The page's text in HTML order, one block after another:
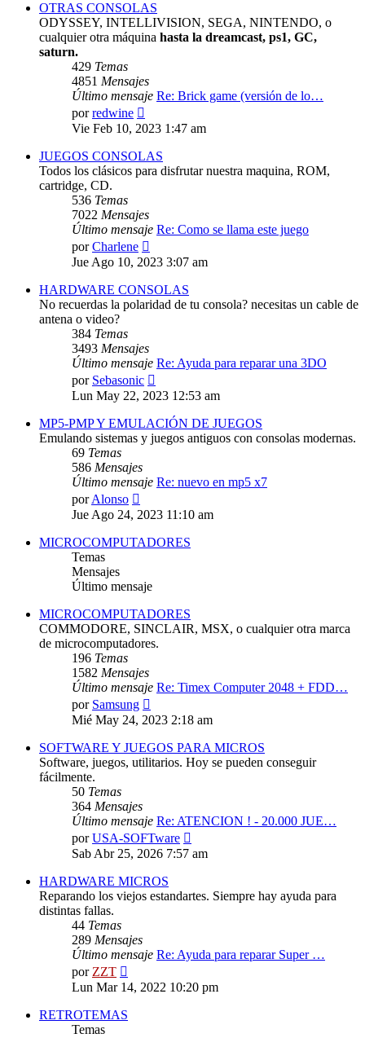
OTRAS CONSOLAS
ODYSSEY, INTELLIVISION, SEGA, NINTENDO, o
cualquier otra máquina hasta la dreamcast, ps1, GC,
saturn.
429 Temas
4851 Mensajes
Último mensaje Re: Brick game (versión de lo…
porredwine
último
Vie Feb 10, 2023 1:47 am
JUEGOS CONSOLAS
Todos los clásicos para disfrutar nuestra maquina, ROM,
cartridge, CD.
536 Temas
7022 Mensajes
Último mensaje Re: Como se llama este juego
porCharlene
último
Jue Ago 10, 2023 3:07 am
HARDWARE CONSOLAS
No recuerdas la polaridad de tu consola? necesitas un cable de
antena o video?
384 Temas
3493 Mensajes
Último mensaje Re: Ayuda para reparar una 3DO
por Sebasonic
último
Lun May 22, 2023 12:53 am
MP5-PMP Y EMULACIÓN DE JUEGOS
Emulando sistemas y juegos antiguos con consolas modernas.
69 Temas
586 Mensajes
Último mensaje Re: nuevo en mp5 x7
porAlonso
último
Jue Ago 24, 2023 11:10 am
MICROCOMPUTADORES
Temas
Mensajes
Último mensaje
MICROCOMPUTADORES
COMMODORE, SINCLAIR, MSX, o cualquier otra marca
de microcomputadores.
196 Temas
1582 Mensajes
Último mensaje Re: Timex Computer 2048 + FDD…
por Samsung
último
Mié May 24, 2023 2:18 am
SOFTWARE Y JUEGOS PARA MICROS
Software, juegos, utilitarios. Hoy se pueden conseguir
fácilmente.
50 Temas
364 Mensajes
Último mensaje Re: ATENCION ! - 20.000 JUE…
porUSA-SOFTware
último
Sab Abr 25, 2026 7:57 am
HARDWARE MICROS
Reparando los viejos estandartes. Siempre hay ayuda para
distintas fallas.
44 Temas
289 Mensajes
Último mensaje Re: Ayuda para reparar Super …
porZZT
último
Lun Mar 14, 2022 10:20 pm
RETROTEMAS
Temas